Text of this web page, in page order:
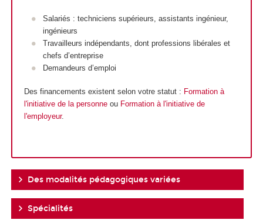
Salariés : techniciens supérieurs, assistants ingénieur,
ingénieurs
Travailleurs indépendants, dont professions libérales et
chefs d’entreprise
Demandeurs d’emploi
Des financements existent selon votre statut : Formation à
l'initiative de la personneou Formation à l'initiative de
l'employeur.
Des modalités pédagogiques variées
Spécialités